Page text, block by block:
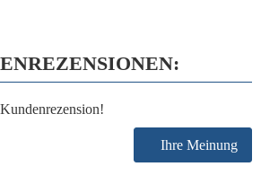
Ihre Meinung